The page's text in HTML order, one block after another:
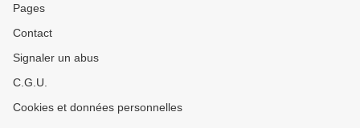
Pages
Contact
Signaler un abus
C.G.U.
Cookies et données personnelles